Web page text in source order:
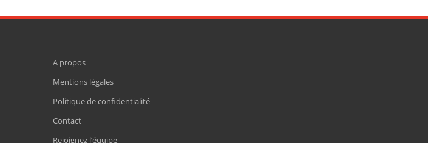
A propos
Mentions légales
Politique de confidentialité
Contact
Rejoignez l’équipe